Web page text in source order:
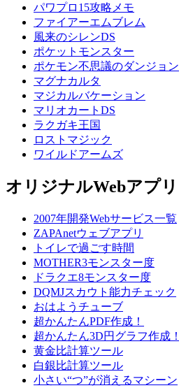
パワプロ15攻略メモ
ファイアーエムブレム
風来のシレンDS
ポケットモンスター
ポケモン不思議のダンジョン
マグナカルタ
マジカルバケーション
マリオカートDS
ラクガキ王国
ロストマジック
ワイルドアームズ
オリジナルWebアプリ
2007年開発Webサービス一覧
ZAPAnetウェブアプリ
トイレで過ごす時間
MOTHER3モンスター度
ドラクエ8モンスター度
DQMJスカウト能力チェック
おはようチューブ
超かんたんPDF作成！
超かんたん3D円グラフ作成！
黄金比計算ツール
白銀比計算ツール
小さい“つ”が消えるマシーン